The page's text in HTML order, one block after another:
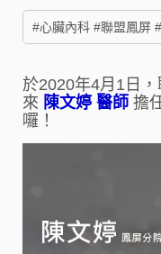
#心臟內科 #聯盟鳳屏
於2020年4月1日
來 陳文婷 醫師 擔
囉！